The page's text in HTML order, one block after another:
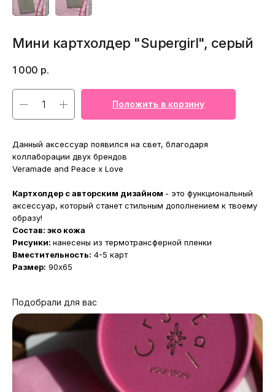
Мини картхолдер "Supergirl", серый
1 000 р.
Положить в корзину
Данный аксессуар появился на свет, благодаря
коллаборации двух брендов
Veramade and Peace x Love
Картхолдер с авторским дизайном - это функциональный
аксессуар, который станет стильным дополнением к твоему
образу!
Состав: эко кожа
Рисунки: нанесены из термотрансферной пленки
Вместительность: 4-5 карт
Размер: 90x65
Подобрали для вас